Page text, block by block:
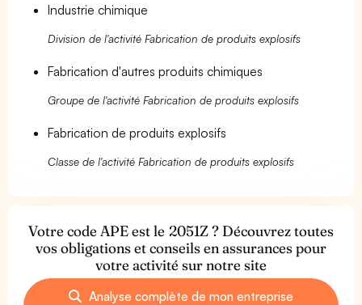
Industrie chimique
Division de l'activité Fabrication de produits explosifs
Fabrication d'autres produits chimiques
Groupe de l'activité Fabrication de produits explosifs
Fabrication de produits explosifs
Classe de l'activité Fabrication de produits explosifs
Votre code APE est le 2051Z ? Découvrez toutes
vos obligations et conseils en assurances pour
votre activité sur notre site
Analyse complète de mon entreprise